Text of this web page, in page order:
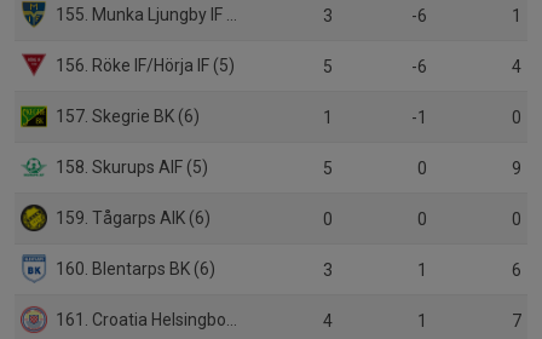
155. Munka Ljungby IF (5) 3 -6 1
156. Röke IF/Hörja IF (5) 5 -6 4
157. Skegrie BK (6) 1 -1 0
158. Skurups AIF (5) 5 0 9
159. Tågarps AIK (6) 0 0 0
160. Blentarps BK (6) 3 1 6
161. Croatia Helsingborg KIF (5) 4 1 7